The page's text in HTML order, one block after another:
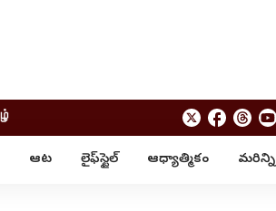
ఆట లైఫ్‌స్టైల్‌ ఆధ్యాత్మికం
మరిన్ని